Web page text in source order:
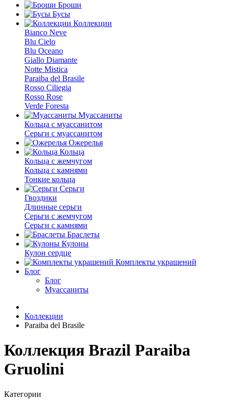
Броши
Бусы
Коллекции
Bianco Neve
Blu Cielo
Blu Oceano
Giallo Diamante
Notte Mistica
Paraiba del Brasile
Rosso Ciliegia
Rosso Rose
Verde Foresta
Муассаниты
Кольца c муассанитом
Серьги c муассанитом
Ожерелья
Кольца
Кольца с жемчугом
Кольца с камнями
Тонкие кольца
Серьги
Гвоздики
Длинные серьги
Серьги с жемчугом
Серьги с камнями
Браслеты
Кулоны
Кулон сердце
Комплекты украшений
Блог
Блог
Муассаниты
Коллекции
Paraiba del Brasile
Коллекция Brazil Paraiba
Gruolini
Категории